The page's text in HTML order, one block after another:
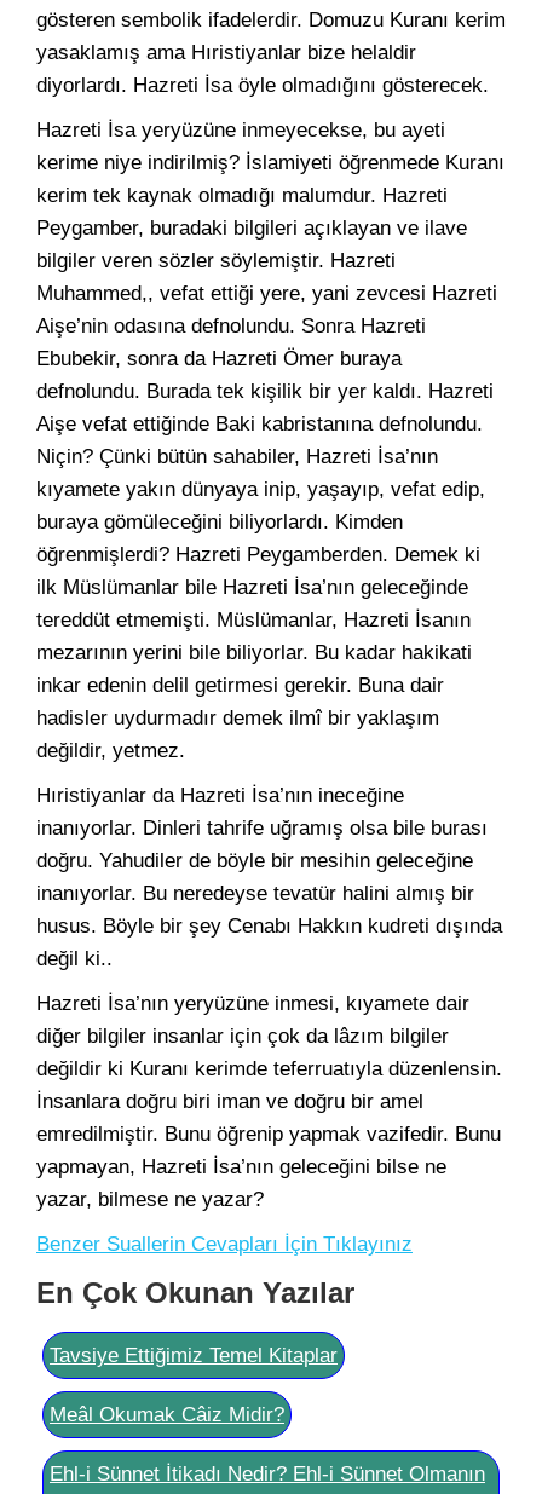
gösteren sembolik ifadelerdir. Domuzu Kuranı kerim
yasaklamış ama Hıristiyanlar bize helaldir
diyorlardı. Hazreti İsa öyle olmadığını gösterecek.
Hazreti İsa yeryüzüne inmeyecekse, bu ayeti
kerime niye indirilmiş? İslamiyeti öğrenmede Kuranı
kerim tek kaynak olmadığı malumdur. Hazreti
Peygamber, buradaki bilgileri açıklayan ve ilave
bilgiler veren sözler söylemiştir. Hazreti
Muhammed,, vefat ettiği yere, yani zevcesi Hazreti
Aişe’nin odasına defnolundu. Sonra Hazreti
Ebubekir, sonra da Hazreti Ömer buraya
defnolundu. Burada tek kişilik bir yer kaldı. Hazreti
Aişe vefat ettiğinde Baki kabristanına defnolundu.
Niçin? Çünki bütün sahabiler, Hazreti İsa’nın
kıyamete yakın dünyaya inip, yaşayıp, vefat edip,
buraya gömüleceğini biliyorlardı. Kimden
öğrenmişlerdi? Hazreti Peygamberden. Demek ki
ilk Müslümanlar bile Hazreti İsa’nın geleceğinde
tereddüt etmemişti. Müslümanlar, Hazreti İsanın
mezarının yerini bile biliyorlar. Bu kadar hakikati
inkar edenin delil getirmesi gerekir. Buna dair
hadisler uydurmadır demek ilmî bir yaklaşım
değildir, yetmez.
Hıristiyanlar da Hazreti İsa’nın ineceğine
inanıyorlar. Dinleri tahrife uğramış olsa bile burası
doğru. Yahudiler de böyle bir mesihin geleceğine
inanıyorlar. Bu neredeyse tevatür halini almış bir
husus. Böyle bir şey Cenabı Hakkın kudreti dışında
değil ki..
Hazreti İsa’nın yeryüzüne inmesi, kıyamete dair
diğer bilgiler insanlar için çok da lâzım bilgiler
değildir ki Kuranı kerimde teferruatıyla düzenlensin.
İnsanlara doğru biri iman ve doğru bir amel
emredilmiştir. Bunu öğrenip yapmak vazifedir. Bunu
yapmayan, Hazreti İsa’nın geleceğini bilse ne
yazar, bilmese ne yazar?
Benzer Suallerin Cevapları İçin Tıklayınız
En Çok Okunan Yazılar
Tavsiye Ettiğimiz Temel Kitaplar
Meâl Okumak Câiz Midir?
Ehl-i Sünnet İtikadı Nedir? Ehl-i Sünnet Olmanın